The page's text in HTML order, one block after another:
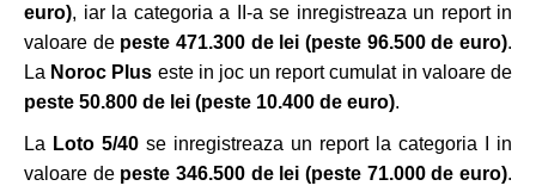
euro), iar la categoria a II-a se inregistreaza un report in
valoare de peste 471.300 de lei (peste 96.500 de euro).
La Noroc Plus este in joc un report cumulat in valoare de
peste 50.800 de lei (peste 10.400 de euro).
La Loto 5/40 se inregistreaza un report la categoria I in
valoare de peste 346.500 de lei (peste 71.000 de euro).